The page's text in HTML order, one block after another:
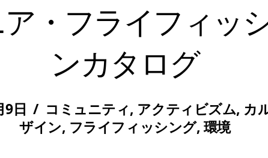
・フライフィッ
ンカタログ
9日 / コミュニティ, アクティビズム, カ
ザイン, フライフィッシング,環境